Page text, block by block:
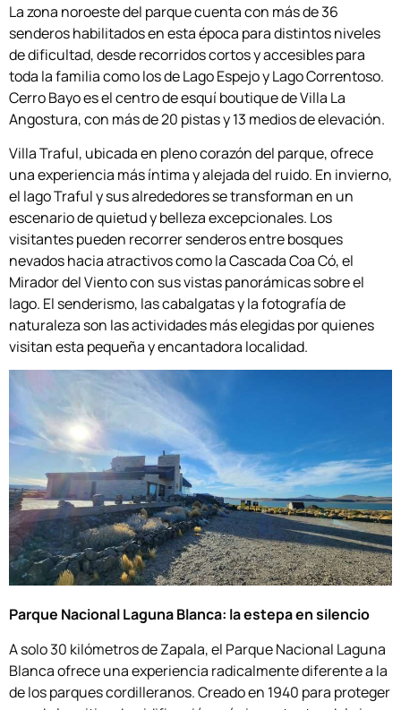
La zona noroeste del parque cuenta con más de 36
senderos habilitados en esta época para distintos niveles
de dificultad, desde recorridos cortos y accesibles para
toda la familia como los de Lago Espejo y Lago Correntoso.
Cerro Bayo es el centro de esquí boutique de Villa La
Angostura, con más de 20 pistas y 13 medios de elevación.
Villa Traful, ubicada en pleno corazón del parque, ofrece
una experiencia más íntima y alejada del ruido. En invierno,
el lago Traful y sus alrededores se transforman en un
escenario de quietud y belleza excepcionales. Los
visitantes pueden recorrer senderos entre bosques
nevados hacia atractivos como la Cascada Coa Có, el
Mirador del Viento con sus vistas panorámicas sobre el
lago. El senderismo, las cabalgatas y la fotografía de
naturaleza son las actividades más elegidas por quienes
visitan esta pequeña y encantadora localidad.
Parque Nacional Laguna Blanca: la estepa en silencio
A solo 30 kilómetros de Zapala, el Parque Nacional Laguna
Blanca ofrece una experiencia radicalmente diferente a la
de los parques cordilleranos. Creado en 1940 para proteger